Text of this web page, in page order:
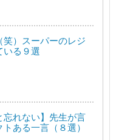
笑）スーパーのレジ
いる９選
忘れない】先生が言
ある一言（８選）